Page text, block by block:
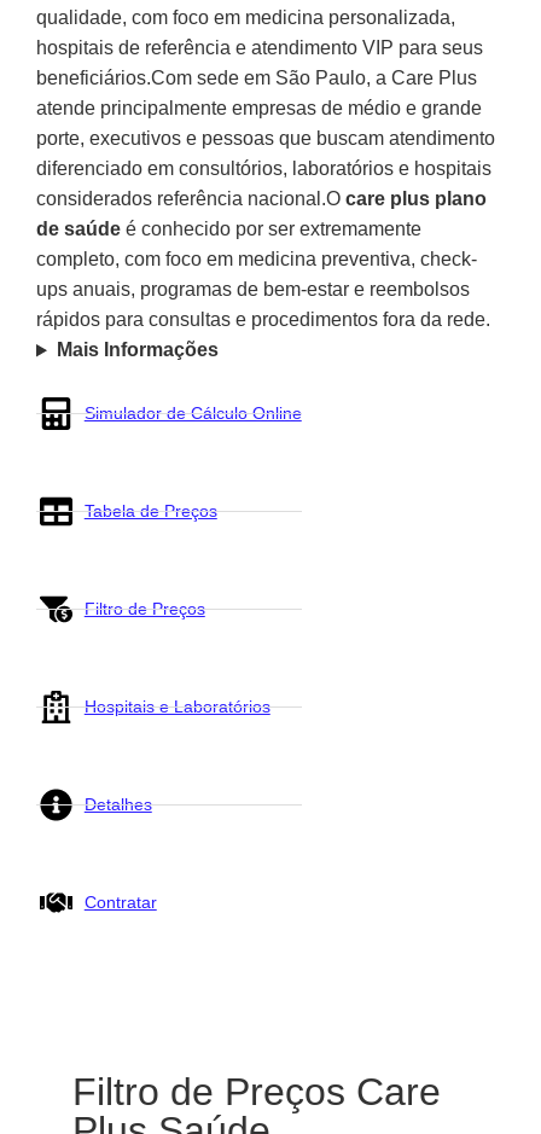
qualidade, com foco em medicina personalizada,
hospitais de referência e atendimento VIP para seus
beneficiários.Com sede em São Paulo, a Care Plus
atende principalmente empresas de médio e grande
porte, executivos e pessoas que buscam atendimento
diferenciado em consultórios, laboratórios e hospitais
considerados referência nacional.O care plus plano
de saúde é conhecido por ser extremamente
completo, com foco em medicina preventiva, check-
ups anuais, programas de bem-estar e reembolsos
rápidos para consultas e procedimentos fora da rede.
Mais Informações
Simulador de Cálculo Online
Tabela de Preços
Filtro de Preços
Hospitais e Laboratórios
Detalhes
Contratar
Filtro de Preços Care